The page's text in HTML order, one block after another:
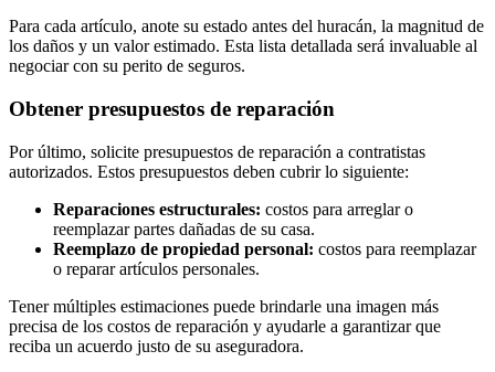
Para cada artículo, anote su estado antes del huracán, la magnitud de
los daños y un valor estimado. Esta lista detallada será invaluable al
negociar con su perito de seguros.
Obtener presupuestos de reparación
Por último, solicite presupuestos de reparación a contratistas
autorizados. Estos presupuestos deben cubrir lo siguiente:
Reparaciones estructurales: costos para arreglar o
reemplazar partes dañadas de su casa.
Reemplazo de propiedad personal: costos para reemplazar
o reparar artículos personales.
Tener múltiples estimaciones puede brindarle una imagen más
precisa de los costos de reparación y ayudarle a garantizar que
reciba un acuerdo justo de su aseguradora.